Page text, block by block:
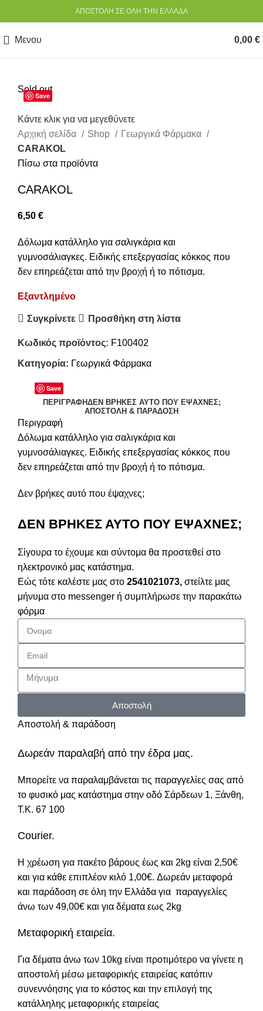
ΑΠΟΣΤΟΛΗ ΣΕ ΟΛΗ ΤΗΝ ΕΛΛΑΔΑ
Μενου 0,00 €
Save
Sold out
Κάντε κλικ για να μεγεθύνετε
Αρχική σελίδα
Shop
Γεωργικά Φάρμακα
CARAKOL
Πίσω στα προϊόντα
CARAKOL
6,50 €
Δόλωμα κατάλληλο για σαλιγκάρια και
γυμνοσάλιαγκες. Ειδικής επεξεργασίας κόκκος που
δεν επηρεάζεται από την βροχή ή το πότισμα.
Εξαντλημένο
Συγκρίνετε Προσθήκη στη λίστα
Κωδικός προϊόντος: F100402
Κατηγορία: Γεωργικά Φάρμακα
Save
ΠΕΡΙΓΡΑΦΉΔΕΝ ΒΡΉΚΕΣ ΑΥΤΌ ΠΟΥ ΈΨΑΧΝΕΣ;
ΑΠΟΣΤΟΛΉ & ΠΑΡΆΔΟΣΗ
Περιγραφή
Δόλωμα κατάλληλο για σαλιγκάρια και
γυμνοσάλιαγκες. Ειδικής επεξεργασίας κόκκος που
δεν επηρεάζεται από την βροχή ή το πότισμα.
Δεν βρήκες αυτό που έψαχνες;
ΔΕΝ ΒΡΗΚΕΣ ΑΥΤΟ ΠΟΥ ΕΨΑΧΝΕΣ;
Σίγουρα το έχουμε και σύντομα θα προστεθεί στο
ηλεκτρονικό μας κατάστημα.
Εώς τότε καλέστε μας στο 2541021073, στείλτε μας
μήνυμα στο messenger ή συμπλήρωσε την παρακάτω
φόρμα
Αποστολή
Αποστολή & παράδοση
Δωρεάν παραλαβή από την έδρα μας.
Μπορείτε να παραλαμβάνεται τις παραγγελίες σας από
το φυσικό μας κατάστημα στην οδό Σάρδεων 1, Ξάνθη,
Τ.Κ. 67 100
Courier.
Η χρέωση για πακέτο βάρους έως και 2kg είναι 2,50€
και για κάθε επιπλέον κιλό 1,00€. Δωρεάν μεταφορά
και παράδοση σε όλη την Ελλάδα για παραγγελίες
άνω των 49,00€ και για δέματα εως 2kg
Μεταφορική εταιρεία.
Για δέματα άνω των 10kg είναι προτιμότερο να γίνετε η
αποστολή μέσω μεταφορικής εταιρείας κατόπιν
συνεννόησης για το κόστος και την επιλογή της
κατάλληλης μεταφορικής εταιρείας